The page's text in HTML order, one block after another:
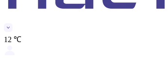
12 ℃